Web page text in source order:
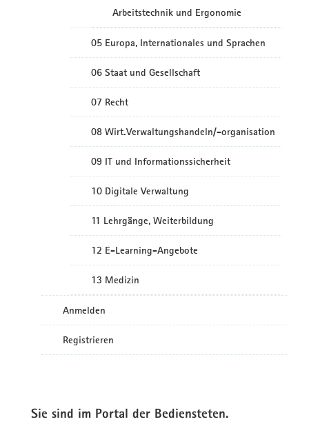
Arbeitstechnik und Ergonomie
05 Europa, Internationales und Sprachen
06 Staat und Gesellschaft
07 Recht
08 Wirt.Verwaltungshandeln/-organisation
09 IT und Informationssicherheit
10 Digitale Verwaltung
11 Lehrgänge, Weiterbildung
12 E-Learning-Angebote
13 Medizin
Anmelden
Registrieren
Sie sind im Portal der Bediensteten.